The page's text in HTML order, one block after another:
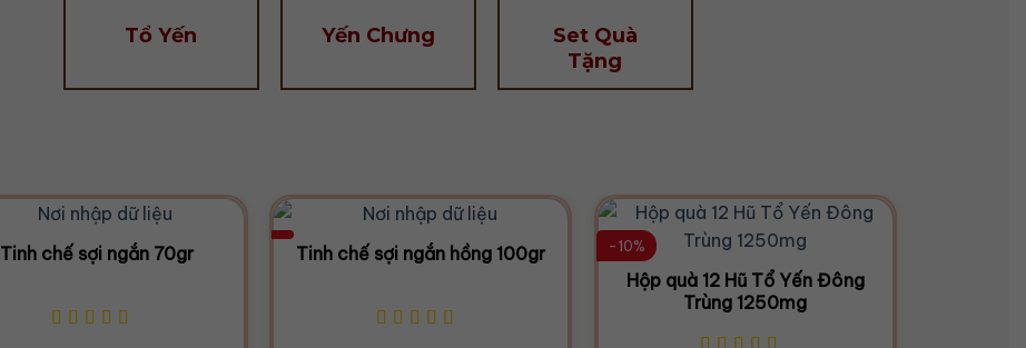
Tổ Yến Yến Chưng
Set Quà
Tặng
Tinh chế sợi ngắn 70gr Tinh chế sợi ngắn hồng 100gr -10%
Hộp quà 12 Hũ Tổ Yến Đông
Trùng 1250mg